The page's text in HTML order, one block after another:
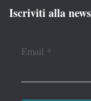
Iscriviti alla
Email *